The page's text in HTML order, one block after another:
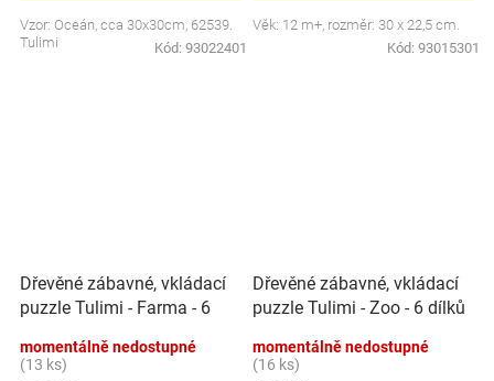
Vzor: Oceán, cca 30x30cm, 62539.
Tulimi
Kód: 93022401
Věk: 12 m+, rozměr: 30 x 22,5 cm.
Kód: 93015301
Dřevěné zábavné, vkládací
puzzle Tulimi - Farma - 6
momentálně nedostupné
(13 ks)
Dřevěné zábavné, vkládací
puzzle Tulimi - Zoo - 6 dílků
momentálně nedostupné
(16 ks)